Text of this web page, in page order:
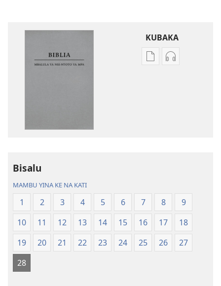
KUBAKA
Bisika
Mbalula
Nsi-
Ntoto
Mpa
Bisika
Mbalula
Nsi-
Ntoto
Mpa
Bisalu
MAMBU YINA KE NA KATI
1 2 3 4 5 6 7 8
9
10
11 12 13 14 15 16 17
18
19
20 21 22 23 24 25 26
27
28